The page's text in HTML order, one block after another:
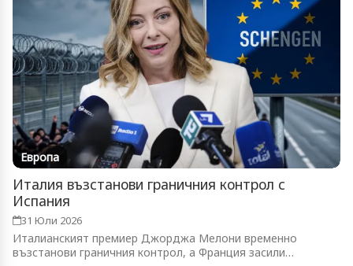
Европа
Италия възстанови граничния контрол с
Испания
31 Юли 2026
Италианският премиер Джорджа Мелони временно
възстанови граничния контрол, а Франция засили